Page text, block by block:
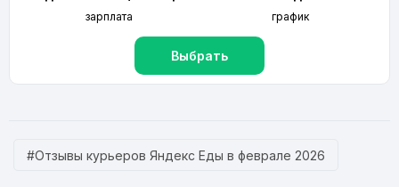
зарплата график
Выбрать
#Отзывы курьеров Яндекс Еды в феврале 2026